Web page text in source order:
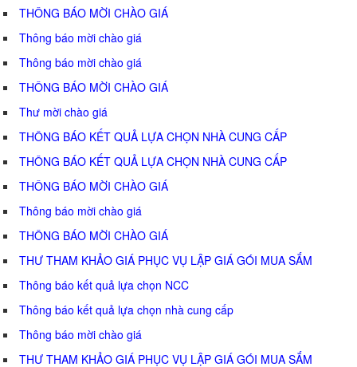
THÔNG BÁO MỜI CHÀO GIÁ
Thông báo mời chào giá
Thông báo mời chào giá
THÔNG BÁO MỜI CHÀO GIÁ
Thư mời chào giá
THÔNG BÁO KẾT QUẢ LỰA CHỌN NHÀ CUNG CẤP
THÔNG BÁO KẾT QUẢ LỰA CHỌN NHÀ CUNG CẤP
THÔNG BÁO MỜI CHÀO GIÁ
Thông báo mời chào giá
THÔNG BÁO MỜI CHÀO GIÁ
THƯ THAM KHẢO GIÁ PHỤC VỤ LẬP GIÁ GÓI MUA SẮM
Thông báo kết quả lựa chọn NCC
Thông báo kết quả lựa chọn nhà cung cấp
Thông báo mời chào giá
THƯ THAM KHẢO GIÁ PHỤC VỤ LẬP GIÁ GÓI MUA SẮM